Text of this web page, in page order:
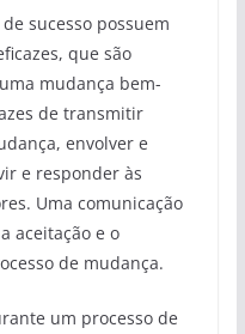
sucesso possuem
que são
mudança bem-
de transmitir
envolver e
e responder às
Uma comunicação
aceitação e o
de mudança.
um processo de